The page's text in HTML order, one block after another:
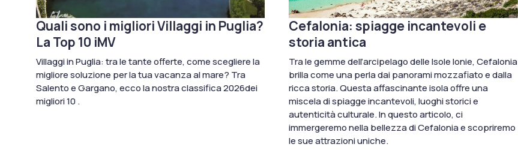
Quali sono i migliori Villaggi in Puglia?
La Top 10 iMV
Villaggi in Puglia: tra le tante offerte, come scegliere la
migliore soluzione per la tua vacanza al mare? Tra
Salento e Gargano, ecco la nostra classifica 2026dei
migliori 10 .
Cefalonia: spiagge incantevoli e
storia antica
Tra le gemme dell’arcipelago delle Isole Ionie, Cefalonia
brilla come una perla dai panorami mozzafiato e dalla
ricca storia. Questa affascinante isola offre una
miscela di spiagge incantevoli, luoghi storici e
autenticità culturale. In questo articolo, ci
immergeremo nella bellezza di Cefalonia e scopriremo
le sue attrazioni uniche.